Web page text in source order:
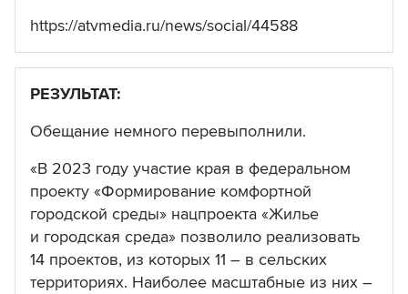
https://atvmedia.ru/news/social/44588
РЕЗУЛЬТАТ:
Обещание немного перевыполнили.
«В 2023 году участие края в федеральном
проекту «Формирование комфортной
городской среды» нацпроекта «Жилье
и городская среда» позволило реализовать
14 проектов, из которых 11 – в сельских
территориях. Наиболее масштабные из них –